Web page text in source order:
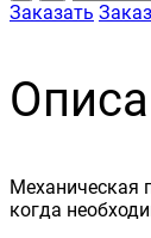
Заказать
Механическая
когда